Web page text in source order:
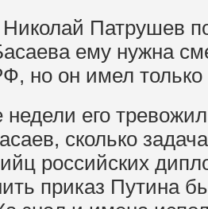
Патрушев
ему нужна
но он имел только
его
сколько
российских
приказ Путина